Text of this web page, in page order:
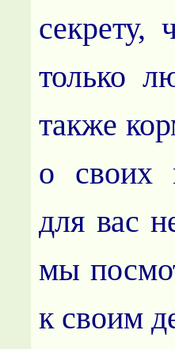
секрету,
только
также
о своих
для вас
мы
к своим